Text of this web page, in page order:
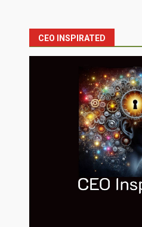
CEO INSPIRATED